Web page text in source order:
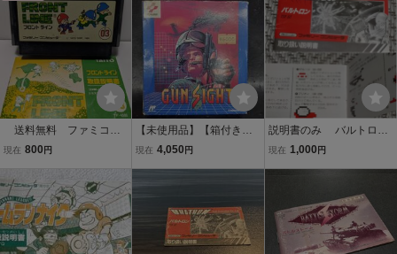
ー コンピュータ 全9ペー
ジ FC 1985
送料無料 ファミコン
ソフト Family Computer
ライン 取扱説明書
現在 800 円
【未使用品】【箱付き】G
UN SIGHT ガンサイト FC
現在 4,050 円
説明書のみ バルトロン
ファミコン
現在 1,000 円